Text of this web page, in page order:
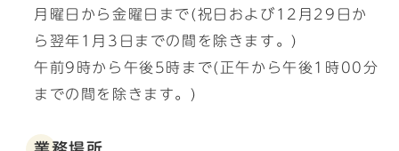
月曜日から金曜日まで(祝日および12月29日か
ら翌年1月3日までの間を除きます。)
午前9時から午後5時まで(正午から午後1時00分
までの間を除きます。)